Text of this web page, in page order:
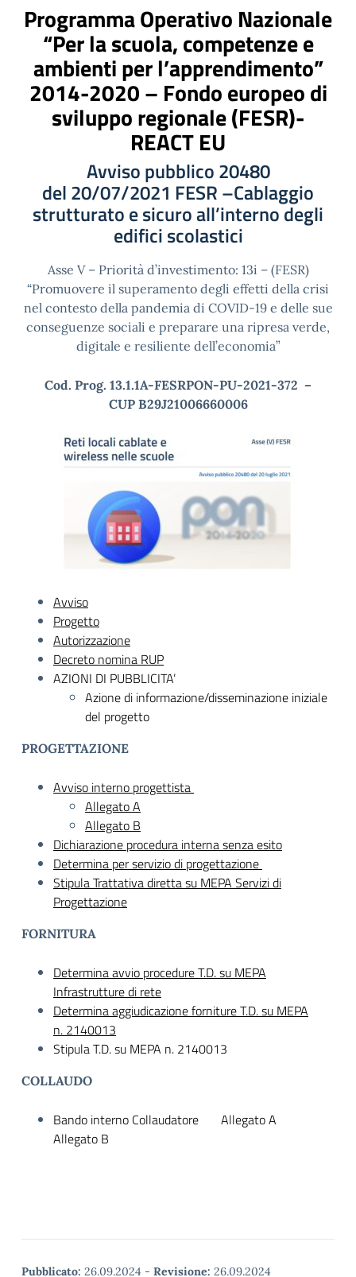
Programma Operativo Nazionale
“Per la scuola, competenze e
ambienti per l’apprendimento”
2014-2020 – Fondo europeo di
sviluppo regionale (FESR)-
REACT EU
Avviso pubblico 20480
del 20/07/2021 FESR –Cablaggio
strutturato e sicuro all’interno degli
edifici scolastici
Asse V – Priorità d’investimento: 13i – (FESR)
“Promuovere il superamento degli effetti della crisi
nel contesto della pandemia di COVID-19 e delle sue
conseguenze sociali e preparare una ripresa verde,
digitale e resiliente dell’economia”
Cod. Prog. 13.1.1A-FESRPON-PU-2021-372 –
CUP B29J21006660006
Avviso
Progetto
Autorizzazione
Decreto nomina RUP
AZIONI DI PUBBLICITA’
Azione di informazione/disseminazione iniziale
del progetto
PROGETTAZIONE
Avviso interno progettista
Allegato A
Allegato B
Dichiarazione procedura interna senza esito
Determina per servizio di progettazione
Stipula Trattativa diretta su MEPA Servizi di
Progettazione
FORNITURA
Determina avvio procedure T.D. su MEPA
Infrastrutture di rete
Determina aggiudicazione forniture T.D. su MEPA
n. 2140013
Stipula T.D. su MEPA n. 2140013
COLLAUDO
Bando interno Collaudatore Allegato A
Allegato B
Pubblicato: 26.09.2024 - Revisione: 26.09.2024